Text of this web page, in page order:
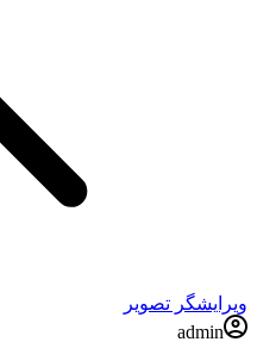
ویرایشگر تصویر
admin